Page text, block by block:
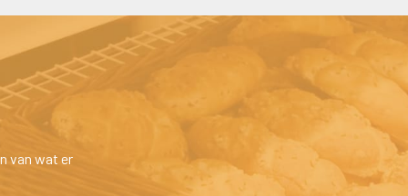
van wat er